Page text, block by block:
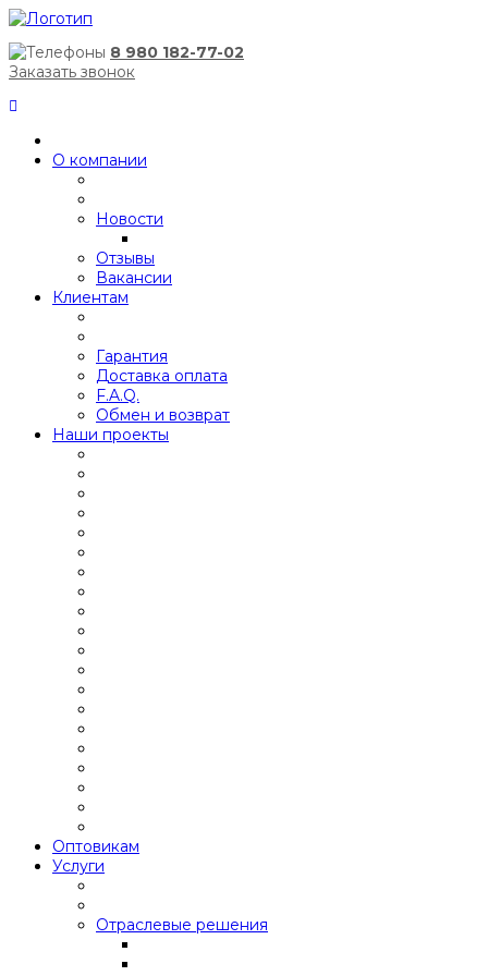
8 980 182-77-02
Заказать звонок
О компании
Новости
Отзывы
Вакансии
Клиентам
Гарантия
Доставка оплата
F.A.Q.
Обмен и возврат
Наши проекты
Оптовикам
Услуги
Отраслевые решения